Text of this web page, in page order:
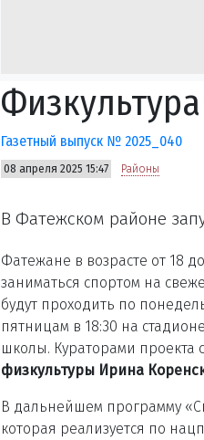
Газетный выпуск № 2025_040
08 апреля 2025 15:47 Районы
В Фатежском районе
Фатежане в возрасте от 18
заниматься спортом на
будут проходить по
пятницам в 18:30 на
школы. Кураторами проекта
физкультуры Ирина
В дальнейшем программу
которая реализуется по